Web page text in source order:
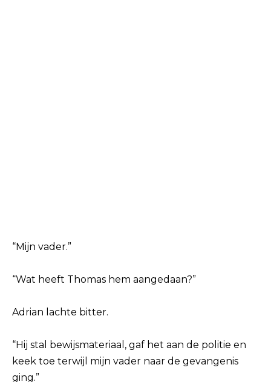
“Mijn vader.”
“Wat heeft Thomas hem aangedaan?”
Adrian lachte bitter.
“Hij stal bewijsmateriaal, gaf het aan de politie en
keek toe terwijl mijn vader naar de gevangenis
ging.”